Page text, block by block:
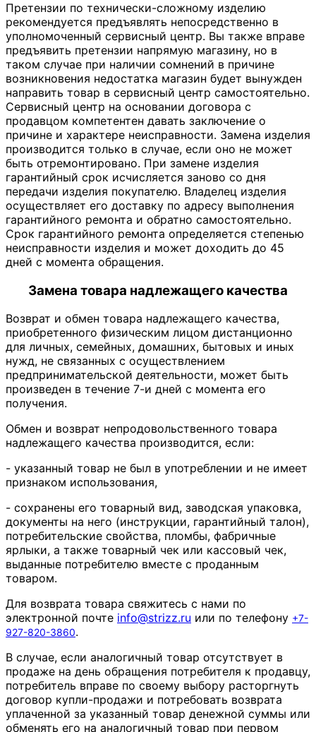
Претензии по технически-сложному изделию
рекомендуется предъявлять непосредственно в
уполномоченный сервисный центр. Вы также вправе
предъявить претензии напрямую магазину, но в
таком случае при наличии сомнений в причине
возникновения недостатка магазин будет вынужден
направить товар в сервисный центр самостоятельно.
Сервисный центр на основании договора с
продавцом компетентен давать заключение о
причине и характере неисправности. Замена изделия
производится только в случае, если оно не может
быть отремонтировано. При замене изделия
гарантийный срок исчисляется заново со дня
передачи изделия покупателю. Владелец изделия
осуществляет его доставку по адресу выполнения
гарантийного ремонта и обратно самостоятельно.
Срок гарантийного ремонта определяется степенью
неисправности изделия и может доходить до 45
дней с момента обращения.
Замена товара надлежащего качества
Возврат и обмен товара надлежащего качества,
приобретенного физическим лицом дистанционно
для личных, семейных, домашних, бытовых и иных
нужд, не связанных с осуществлением
предпринимательской деятельности, может быть
произведен в течение 7-и дней с момента его
получения.
Обмен и возврат непродовольственного товара
надлежащего качества производится, если:
- указанный товар не был в употреблении и не имеет
признаком использования,
- сохранены его товарный вид, заводская упаковка,
документы на него (инструкции, гарантийный талон),
потребительские свойства, пломбы, фабричные
ярлыки, а также товарный чек или кассовый чек,
выданные потребителю вместе с проданным
товаром.
Для возврата товара свяжитесь с нами по
электронной почте info@strizz.ru или по телефону +7-
927-820-3860.
В случае, если аналогичный товар отсутствует в
продаже на день обращения потребителя к продавцу,
потребитель вправе по своему выбору расторгнуть
договор купли-продажи и потребовать возврата
уплаченной за указанный товар денежной суммы или
обменять его на аналогичный товар при первом